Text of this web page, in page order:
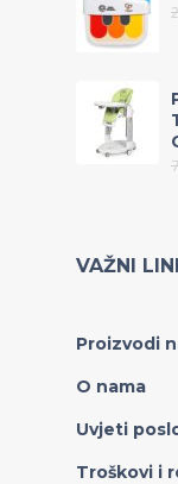
VAŽNI
Proizvodi
O nama
Uvjeti
Troškovi i